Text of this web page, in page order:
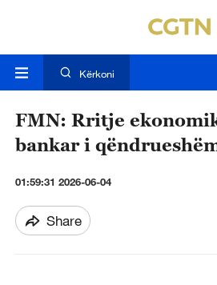
Kërkoni
FMN: Rritje
bankar i
01:59:31 2026-06-04
Share